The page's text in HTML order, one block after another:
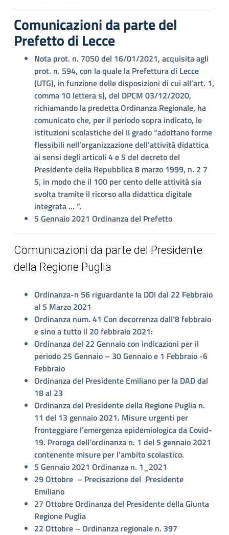
Comunicazioni da parte del
Prefetto di Lecce
Nota prot. n. 7050 del 16/01/2021, acquisita agli
prot. n. 594, con la quale la Prefettura di Lecce
(UTG), in funzione delle disposizioni di cui all’art. 1,
comma 10 lettera s), del DPCM 03/12/2020,
richiamando la predetta Ordinanza Regionale, ha
comunicato che, per il periodo sopra indicato, le
istituzioni scolastiche del II grado “adottano forme
flessibili nell’organizzazione dell’attività didattica
ai sensi degli articoli 4 e 5 del decreto del
Presidente della Repubblica 8 marzo 1999, n. 2 7
5, in modo che il 100 per cento delle attività sia
svolta tramite il ricorso alla didattica digitale
integrata … “.
5 Gennaio 2021 Ordinanza del Prefetto
Comunicazioni da parte del Presidente
della Regione Puglia
Ordinanza-n 56 riguardante la DDI dal 22 Febbraio
al 5 Marzo 2021
Ordinanza num. 41 Con decorrenza dall’8 febbraio
e sino a tutto il 20 febbraio 2021:
Ordinanza del 22 Gennaio con indicazioni per il
periodo 25 Gennaio – 30 Gennaio e 1 Febbraio -6
Febbraio
Ordinanza del Presidente Emiliano per la DAD dal
18 al 23
Ordinanza del Presidente della Regione Puglia n.
11 del 13 gennaio 2021. Misure urgenti per
fronteggiare l’emergenza epidemiologica da Covid-
19. Proroga dell’ordinanza n. 1 del 5 gennaio 2021
contenente misure per l’ambito scolastico.
5 Gennaio 2021 Ordinanza n. 1_2021
29 Ottobre – Precisazione del Presidente
Emiliano
27 Ottobre Ordinanza del Presidente della Giunta
Regione Puglia
22 Ottobre – Ordinanza regionale n. 397